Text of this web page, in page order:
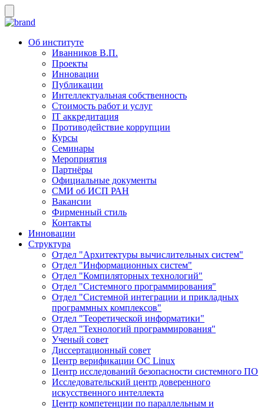
Об институте
Иванников В.П.
Проекты
Инновации
Публикации
Интеллектуальная собственность
Стоимость работ и услуг
IT аккредитация
Противодействие коррупции
Курсы
Семинары
Мероприятия
Партнёры
Официальные документы
СМИ об ИСП РАН
Вакансии
Фирменный стиль
Контакты
Инновации
Структура
Отдел "Архитектуры вычислительных систем"
Отдел "Информационных систем"
Отдел "Компиляторных технологий"
Отдел "Системного программирования"
Отдел "Системной интеграции и прикладных
программных комплексов"
Отдел "Теоретической информатики"
Отдел "Технологий программирования"
Ученый совет
Диссертационный совет
Центр верификации ОС Linux
Центр исследований безопасности системного ПО
Исследовательский центр доверенного
искусственного интеллекта
Центр компетенции по параллельным и